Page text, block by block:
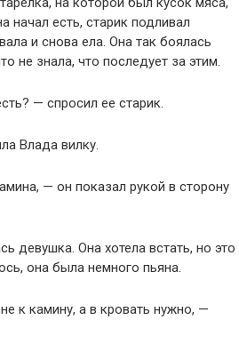
есть, старик подливал
и снова ела. Она так боялась
не знала, что последует за этим.
— спросил ее старик.
Влада вилку.
— он показал рукой в сторону
девушка. Она хотела встать, но это
она была немного пьяна.
к камину, а в кровать нужно, —